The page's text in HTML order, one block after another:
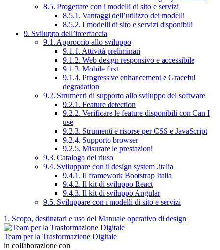
8.5. Progettare con i modelli di sito e servizi
8.5.1. Vantaggi dell’utilizzo dei modelli
8.5.2. I modelli di sito e servizi disponibili
9. Sviluppo dell’interfaccia
9.1. Approccio allo sviluppo
9.1.1. Attività preliminari
9.1.2. Web design responsivo e accessibile
9.1.3. Mobile first
9.1.4. Progressive enhancement e Graceful
degradation
9.2. Strumenti di supporto allo sviluppo del software
9.2.1. Feature detection
9.2.2. Verificare le feature disponibili con Can I
use
9.2.3. Strumenti e risorse per CSS e JavaScript
9.2.4. Supporto browser
9.2.5. Misurare le prestazioni
9.3. Catalogo del riuso
9.4. Sviluppare con il design system .italia
9.4.1. Il framework Bootstrap Italia
9.4.2. Il kit di sviluppo React
9.4.3. Il kit di sviluppo Angular
9.5. Sviluppare con i modelli di sito e servizi
1. Scopo, destinatari e uso del Manuale operativo di design
Team per la Trasformazione Digitale
in collaborazione con